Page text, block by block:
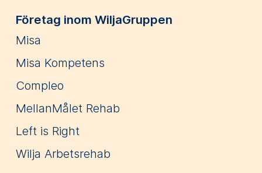
Företag inom WiljaGruppen
Misa
Misa Kompetens
Compleo
MellanMålet Rehab
Left is Right
Wilja Arbetsrehab